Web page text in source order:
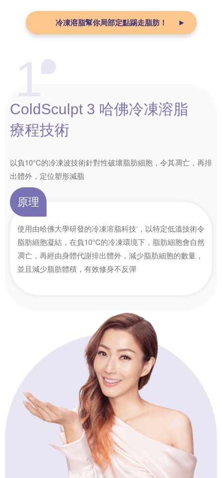
冷凍溶脂幫你局部定點踢走脂肪！
1
ColdSculpt 3 哈佛冷凍溶脂
療程技術
以負10°C的冷凍波技術針對性破壞脂肪細胞，令其凋亡，再排
出體外，定位塑形減脂
原理
使用由哈佛大學研發的冷凍溶脂科技1
，以特定低溫技術令
脂肪細胞凝結，在負10°C的冷凍環境下，脂肪細胞會自然
凋亡，再經由身體代謝排出體外，減少脂肪細胞的數量，
並且減少脂肪體積，有效修身不反彈